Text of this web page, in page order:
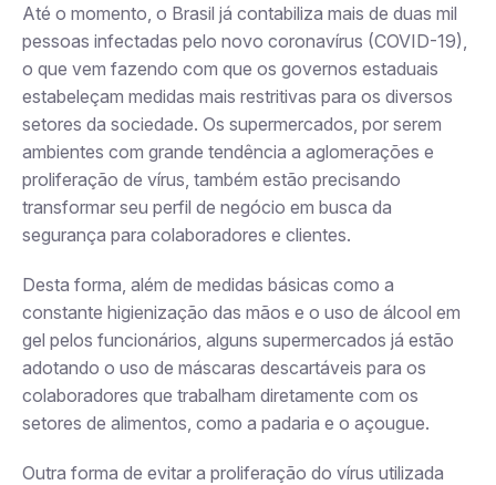
Até o momento, o Brasil já contabiliza mais de duas mil
pessoas infectadas pelo novo coronavírus (COVID-19),
o que vem fazendo com que os governos estaduais
estabeleçam medidas mais restritivas para os diversos
setores da sociedade. Os supermercados, por serem
ambientes com grande tendência a aglomerações e
proliferação de vírus, também estão precisando
transformar seu perfil de negócio em busca da
segurança para colaboradores e clientes.
Desta forma, além de medidas básicas como a
constante higienização das mãos e o uso de álcool em
gel pelos funcionários, alguns supermercados já estão
adotando o uso de máscaras descartáveis para os
colaboradores que trabalham diretamente com os
setores de alimentos, como a padaria e o açougue.
Outra forma de evitar a proliferação do vírus utilizada